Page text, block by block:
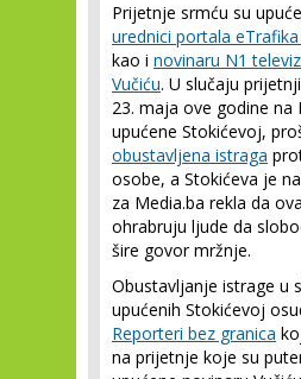
Prijetnje srmću su
urednici portala
kao i novinaru N1
Vučiću. U slučaju
23. maja ove godine na
upućene Stokićevoj,
obustavljena istraga
osobe, a Stokićeva je
za Media.ba rekla da
ohrabruju ljude da
šire govor mržnje.
Obustavljanje istrage u
upućenih Stokićevoj
Reporteri bez granica
na prijetnje koje su